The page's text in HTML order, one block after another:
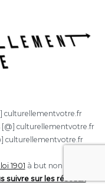
culturellementvotre.fr
[@] culturellementvotre.fr
culturellementvotre.fr
1901 à but non lucratif.
suivre sur les réseaux